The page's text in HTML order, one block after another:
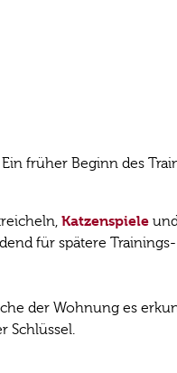
früher Beginn des
Katzenspiele
für spätere
der Wohnung es
Schlüssel.